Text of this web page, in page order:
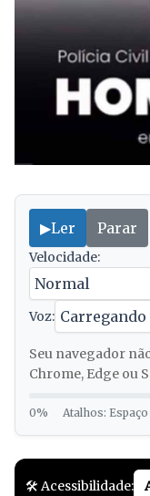
▶Ler Parar
Velocidade:
Voz:
Seu navegador
Chrome, Edge ou
0% Atalhos:
🛠️ Acessibilidade: